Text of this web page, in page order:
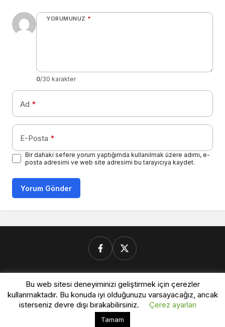
YORUMUNUZ *
0/30 karakter
Ad *
E-Posta *
Bir dahaki sefere yorum yaptığımda kullanılmak üzere adımı, e-
posta adresimi ve web site adresimi bu tarayıcıya kaydet.
Yorum Gönder
Bu web sitesinde en iyi deneyimi yaşamanızı sağlamak
Donanimforum.com
© Telif Hakkı 2026, Tüm Hakları Saklıdır.
Bu web sitesi deneyiminizi geliştirmek için çerezler
kullanmaktadır. Bu konuda iyi olduğunuzu varsayacağız, ancak
isterseniz devre dışı bırakabilirsiniz.
Çerez ayarları
Tamam